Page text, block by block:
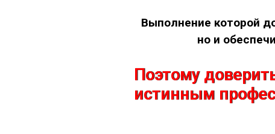
Выполнение которой
но и
Поэтому
истинным